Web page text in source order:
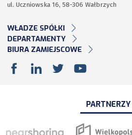
ul. Uczniowska 16, 58-306 Wałbrzych
WŁADZE SPÓŁKI
DEPARTAMENTY
BIURA ZAMIEJSCOWE
PARTNERZY